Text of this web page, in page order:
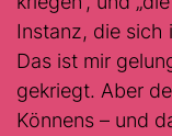
Instanz, die sich
Das ist mir
gekriegt. Aber
Könnens – und